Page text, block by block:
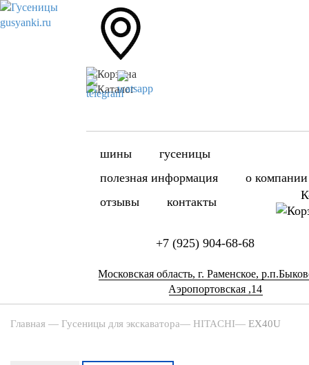
шины
гусеницы
полезная информация
о компании
отзывы
контакты
+7 (925) 904-68-68
Московская область, г. Раменское,
Аэропортовская ,14
Главная — Гусеницы для экскаватора— HITACHI— EX40U